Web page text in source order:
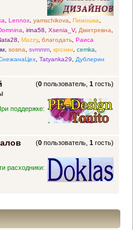
, Lennox, yamschikova, Пимошка,
, irina58, Xsenia_V, Дмитревна,
, Mazzy, благодать, Раиса
, sosna, svmmm, крохин, cemka,
, Tatyanka29, Дублерин
(0 пользователь,1 гость)
поддержке:
(0 пользователь,1 гость)
расходники: